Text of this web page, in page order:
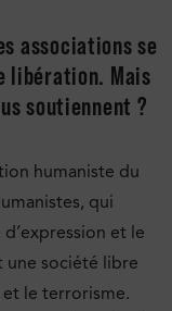
associations se
libération. Mais
soutiennent ?
humaniste du
qui
et le
une société libre
le terrorisme.